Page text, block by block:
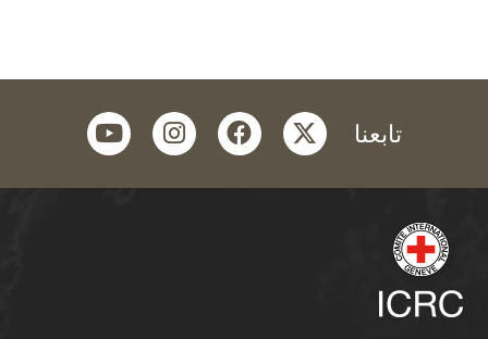
تابعنا twitter
facebook
instagram
youtube